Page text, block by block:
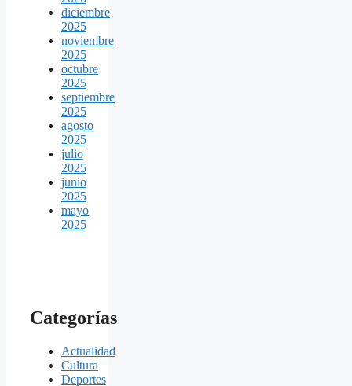
diciembre
2025
noviembre
2025
octubre
2025
septiembre
2025
agosto
2025
julio
2025
junio
2025
mayo
2025
Categorías
Actualidad
Cultura
Deportes